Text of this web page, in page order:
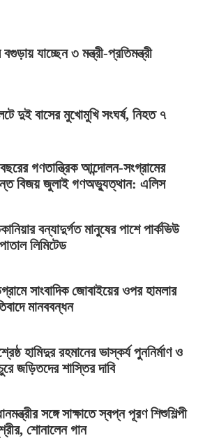
যাচ্ছেন ৩ মন্ত্রী-প্রতিমন্ত্রী
দুই বাসের মুখোমুখি সংঘর্ষ, নিহত ৭
গণতান্ত্রিক আন্দোলন-সংগ্রামের
বিজয় জুলাই গণঅভ্যুত্থান: এলিস
বন্যাদুর্গত মানুষের পাশে পার্কভিউ
লিমিটেড
সাংবাদিক জোবাইয়ের ওপর হামলার
মানববন্ধন
হামিদুর রহমানের ভাস্কর্য পুননির্মাণ ও
জড়িতদের শাস্তির দাবি
সঙ্গে সাক্ষাতে স্বপ্ন পূরণ শিশুশিল্পী
শোনালেন গান